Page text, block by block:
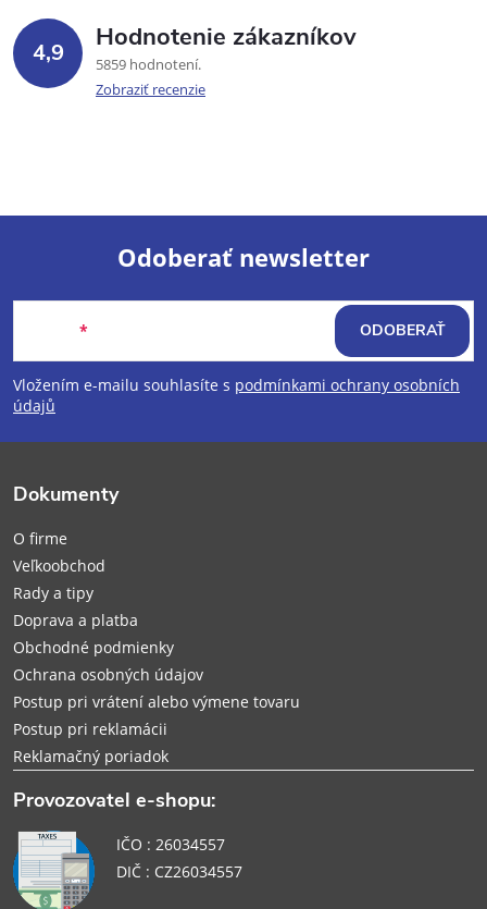
4,9 Hodnotenie zákazníkov
5859 hodnotení
Zobraziť recenzie
Z
á
p
e
Odoberať newsletter
Vložením e-mailu souhlasíte s podmínkami ochrany osobních
údajů
ODOBERAŤ
Dokumenty
O firme
Veľkoobchod
Rady a tipy
Doprava a platba
Obchodné podmienky
Ochrana osobných údajov
Postup pri vrátení alebo výmene tovaru
Postup pri reklamácii
Reklamačný poriadok
Provozovatel e-shopu:
IČO : 26034557
DIČ : CZ26034557